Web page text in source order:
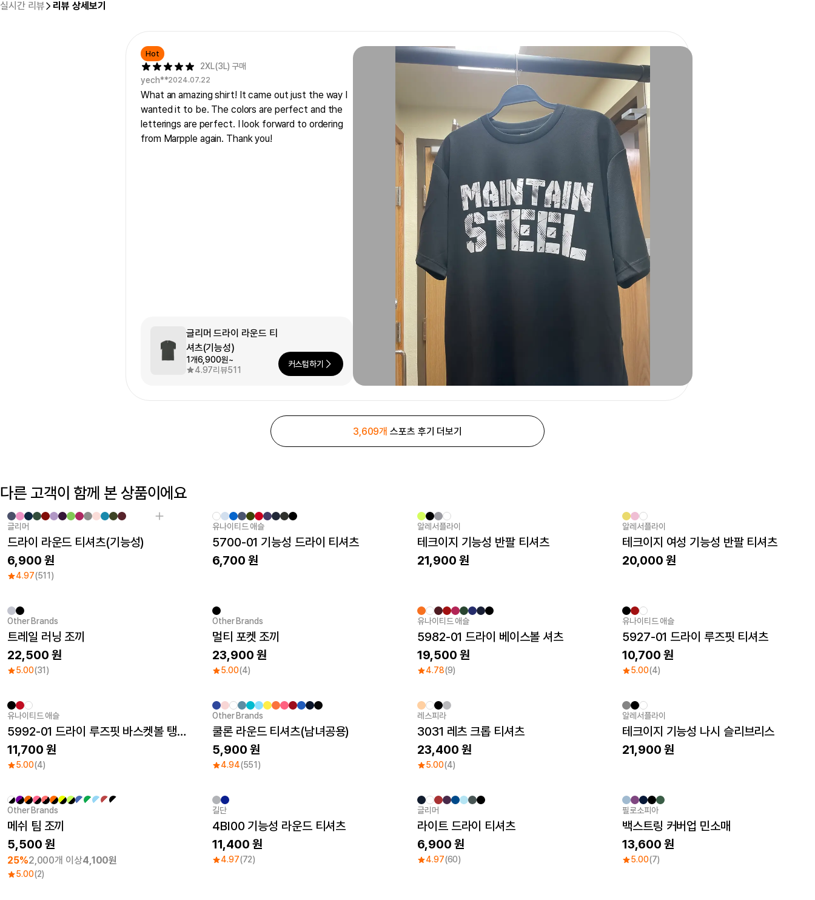
실시간 리뷰 리뷰 상세보기
Hot
2XL(3L) 구매
yech**2024.07.22
What an amazing shirt! It came out just the way I
wanted it to be. The colors are perfect and the
letterings are perfect. I look forward to ordering
from Marpple again. Thank you!
글리머 드라이 라운드 티
셔츠(기능성)
1개6,900원~
4.97리뷰511
커스텀하기
3,609개스포츠 후기 더보기
다른 고객이 함께 본 상품이에요
글리머
드라이 라운드 티셔츠(기능성)
6,900
4.97(511)
유나이티드 애슬
5700-01 기능성 드라이 티셔츠
6,700
알레서플라이
테크이지 기능성 반팔 티셔츠
21,900
알레서플라이
테크이지 여성 기능성 반팔 티셔츠
20,000
Other Brands
트레일 러닝 조끼
22,500
5.00(31)
Other Brands
멀티 포켓 조끼
23,900
5.00(4)
유나이티드 애슬
5982-01 드라이 베이스볼 셔츠
19,500
4.78(9)
유나이티드 애슬
5927-01 드라이 루즈핏 티셔츠
10,700
5.00(4)
유나이티드 애슬
5992-01 드라이 루즈핏 바스켓볼 탱크탑
11,700
5.00(4)
Other Brands
쿨론 라운드 티셔츠(남녀공용)
5,900
4.94(551)
레스피라
3031 레츠 크롭 티셔츠
23,400
5.00(4)
알레서플라이
테크이지 기능성 나시 슬리브리스
21,900
Other Brands
메쉬 팀 조끼
5,500
25%2,000개 이상4,100원
5.00(2)
길단
4BI00 기능성 라운드 티셔츠
11,400
4.97(72)
글리머
라이트 드라이 티셔츠
6,900
4.97(60)
필로소피아
백스트링 커버업 민소매
13,600
5.00(7)